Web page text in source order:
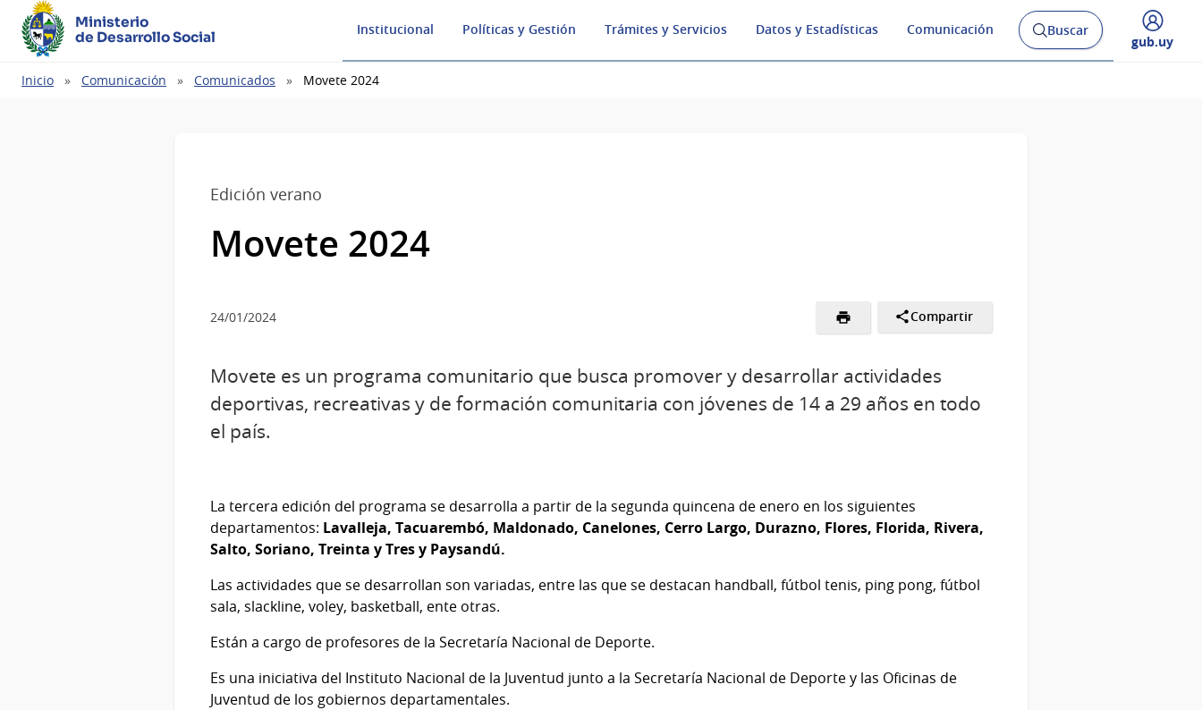
Ministerio
de Desarrollo Social
Institucional Políticas y Gestión Trámites y Servicios Datos y Estadísticas Comunicación
Abrir
buscador
Buscar
Desplegar
gub.uy
Ruta
Inicio Comunicación Comunicados Movete 2024
Edición verano
Movete 2024
24/01/2024 Compartir
Movete es un programa comunitario que busca promover y desarrollar actividades
deportivas, recreativas y de formación comunitaria con jóvenes de 14 a 29 años en todo
el país.
La tercera edición del programa se desarrolla a partir de la segunda quincena de enero en los siguientes
departamentos: Lavalleja, Tacuarembó, Maldonado, Canelones, Cerro Largo, Durazno, Flores, Florida, Rivera,
Salto, Soriano, Treinta y Tres y Paysandú.
Las actividades que se desarrollan son variadas, entre las que se destacan handball, fútbol tenis, ping pong, fútbol
sala, slackline, voley, basketball, ente otras.
Están a cargo de profesores de la Secretaría Nacional de Deporte.
Es una iniciativa del Instituto Nacional de la Juventud junto a la Secretaría Nacional de Deporte y las Oficinas de
Juventud de los gobiernos departamentales.